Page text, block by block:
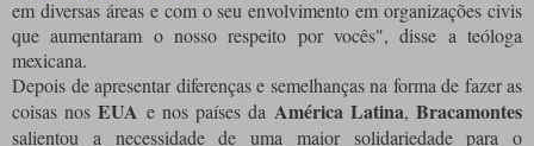
em diversas áreas e com o seu envolvimento em organizações civis
que aumentaram o nosso respeito por vocês", disse a teóloga
mexicana.
Depois de apresentar diferenças e semelhanças na forma de fazer as
coisas nosEUA e nos países da América Latina,Bracamontes
salientou a necessidade de uma maior solidariedade para o